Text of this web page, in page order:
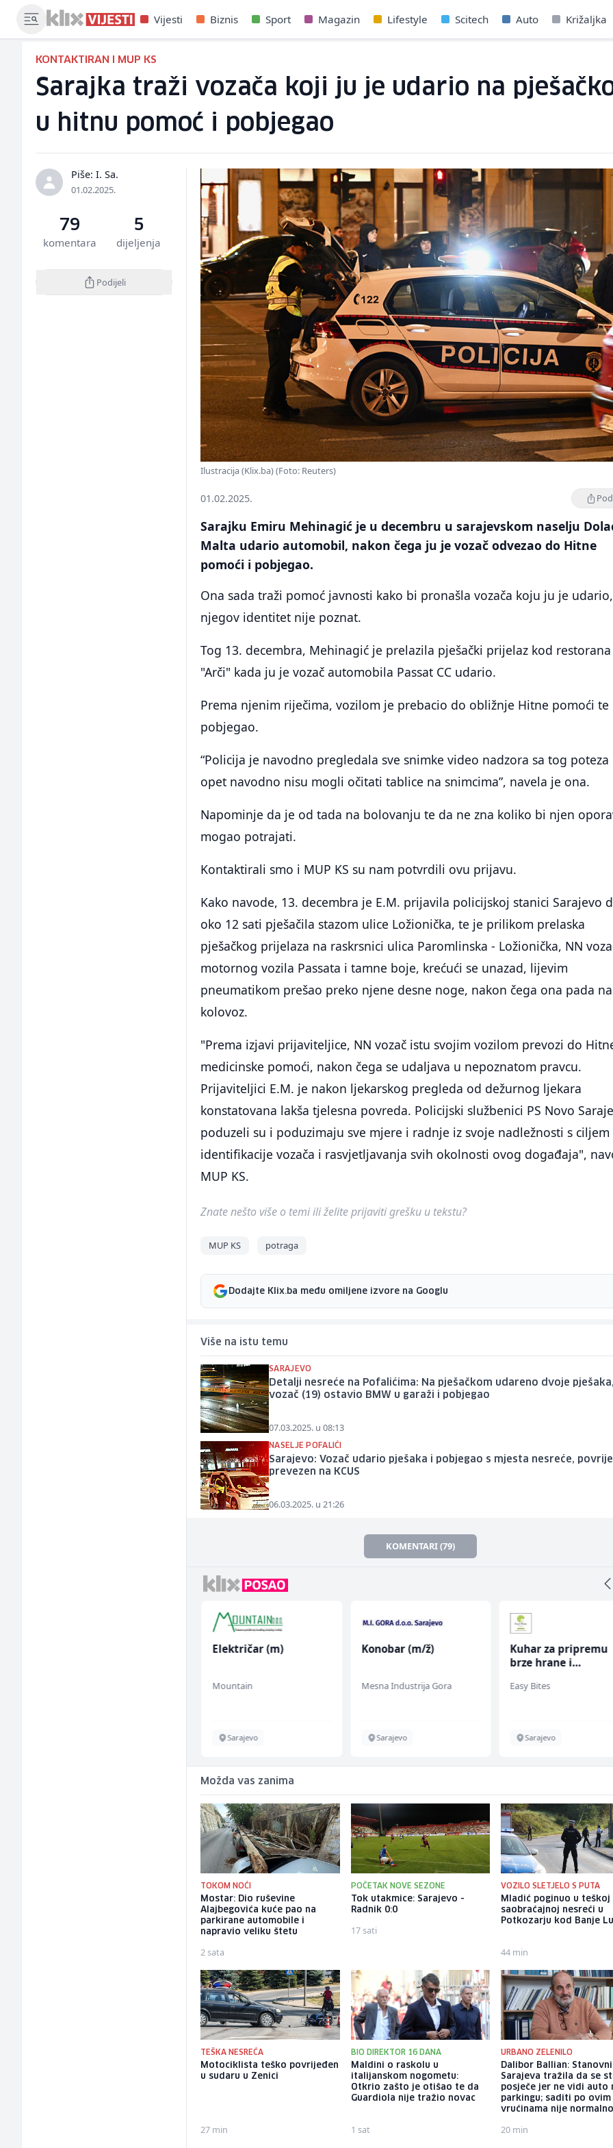
Vijesti Biznis Sport Magazin Lifestyle Scitech Auto Križaljka
KONTAKTIRAN I MUP KS
Sarajka traži vozača koji ju je udario na
u hitnu pomoć i pobjegao
Piše: I. Sa.
01.02.2025.
79
komentara
5
dijeljenja
Podijeli
Ilustracija (Klix.ba) (Foto: Reuters)
01.02.2025.
Sarajku Emiru Mehinagić je u decembru u sarajevskom naselju
Malta udario automobil, nakon čega ju je vozač odvezao do Hitne
pomoći i pobjegao.
Ona sada traži pomoć javnosti kako bi pronašla vozača koju ju je
njegov identitet nije poznat.
Tog 13. decembra, Mehinagić je prelazila pješački prijelaz kod restorana
"Arči" kada ju je vozač automobila Passat CC udario.
Prema njenim riječima, vozilom je prebacio do obližnje Hitne pomoći te
pobjegao.
“Policija je navodno pregledala sve snimke video nadzora sa tog poteza
opet navodno nisu mogli očitati tablice na snimcima”, navela je ona.
Napominje da je od tada na bolovanju te da ne zna koliko bi njen
mogao potrajati.
Kontaktirali smo i MUP KS su nam potvrdili ovu prijavu.
Kako navode, 13. decembra je E.M. prijavila policijskoj stanici Sarajevo
oko 12 sati pješačila stazom ulice Ložionička, te je prilikom prelaska
pješačkog prijelaza na raskrsnici ulica Paromlinska - Ložionička, NN
motornog vozila Passata i tamne boje, krećući se unazad, lijevim
pneumatikom prešao preko njene desne noge, nakon čega ona pada na
kolovoz.
"Prema izjavi prijaviteljice, NN vozač istu svojim vozilom prevozi do
medicinske pomoći, nakon čega se udaljava u nepoznatom pravcu.
Prijaviteljici E.M. je nakon ljekarskog pregleda od dežurnog ljekara
konstatovana lakša tjelesna povreda. Policijski službenici PS Novo
poduzeli su i poduzimaju sve mjere i radnje iz svoje nadležnosti s ciljem
identifikacije vozača i rasvjetljavanja svih okolnosti ovog događaja",
MUP KS.
Znate nešto više o temi ili želite prijaviti grešku u tekstu?
MUP KS potraga
Dodajte Klix.ba među omiljene izvore na Googlu
Više na istu temu
SARAJEVO
Detalji nesreće na Pofalićima: Na pješačkom udareno dvoje pješaka,
vozač (19) ostavio BMW u garaži i pobjegao
07.03.2025. u 08:13
NASELJE POFALIĆI
Sarajevo: Vozač udario pješaka i pobjegao s mjesta nesreće,
prevezen na KCUS
06.03.2025. u 21:26
KOMENTARI (79)
Električar (m)
Mountain
Sarajevo
Konobar (m/ž)
Mesna Industrija Gora
Sarajevo
Kuhar za pripremu
brze hrane i
ž)
Easy Bites
Sarajevo
Možda vas zanima
TOKOM NOĆI
Mostar: Dio ruševine
Alajbegovića kuće pao na
parkirane automobile i
napravio veliku štetu
2 sata
POČETAK NOVE SEZONE
Tok utakmice: Sarajevo -
Radnik 0:0
17 sati
VOZILO SLETJELO S PUTA
Mladić poginuo u teškoj
saobraćajnoj nesreći u
Potkozarju kod Banje
44 min
TEŠKA NESREĆA
Motociklista teško povrijeđen
u sudaru u Zenici
27 min
BIO DIREKTOR 16 DANA
Maldini o raskolu u
italijanskom nogometu:
Otkrio zašto je otišao te da
Guardiola nije tražio novac
1 sat
URBANO ZELENILO
Dalibor Ballian:
Sarajeva tražila da se
posječe jer ne vidi auto
parkingu; saditi po ovim
vrućinama nije normalno
20 min